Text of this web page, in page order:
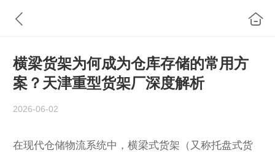
​横梁货架为何成为仓库存储的常用方
案？天津重型货架厂深度解析
2026-06-02
在现代仓储物流系统中，横梁式货架（又称托盘式货